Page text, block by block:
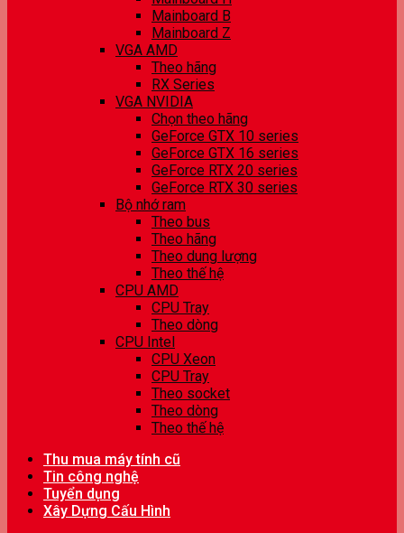
Mainboard B
Mainboard Z
VGA AMD
Theo hãng
RX Series
VGA NVIDIA
Chọn theo hãng
GeForce GTX 10 series
GeForce GTX 16 series
GeForce RTX 20 series
GeForce RTX 30 series
Bộ nhớ ram
Theo bus
Theo hãng
Theo dung lượng
Theo thế hệ
CPU AMD
CPU Tray
Theo dòng
CPU Intel
CPU Xeon
CPU Tray
Theo socket
Theo dòng
Theo thế hệ
Thu mua máy tính cũ
Tin công nghệ
Tuyển dụng
Xây Dựng Cấu Hình